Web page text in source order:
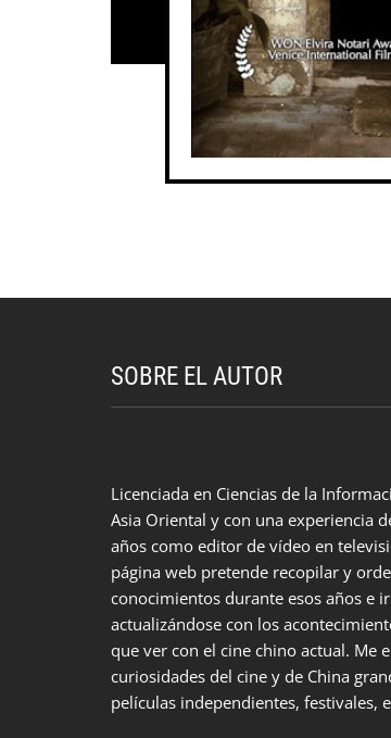
SOBRE EL AUTOR
Licenciada en Ciencias de la
Asia Oriental y con una experiencia
años como editor de vídeo en
página web pretende recopilar y
conocimientos durante esos años e ir
actualizándose con los
que ver con el cine chino actual. Me
curiosidades del cine y de China
películas independientes, festivales,